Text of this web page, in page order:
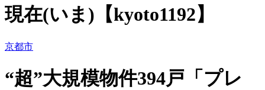
現在(いま)【kyoto1192】
京都市
“超”大規模物件394戸「プレ